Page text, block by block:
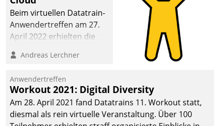
anspruchsvollen
Aufgaben und
abnehmendem
Beim virtuellen Datatrain-
Anwendertreffen am 27.
April 2022 erhielten die
Teilnehmer kurzweilige
Cloud-Strategien und -
Lösungen mit hohem
Zukunftspotenzial.
Andreas Lerchner
Anwendertreffen
Workout 2021: Digital Diversity
Am 28. April 2021 fand Datatrains 11. Workout statt,
diesmal als rein virtuelle Veranstaltung. Über 100